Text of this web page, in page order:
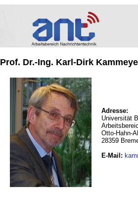
Prof. Dr.-Ing. Karl-Dirk
Adresse:
Universität
Otto-Hahn-
28359
E-Mail :